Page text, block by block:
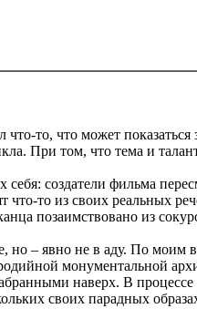
то, что может
При том, что тема и
создатели фильма
что-то из своих реальных
позаимствовано из
но – явно не в аду. По моим
монументальной
наверх. В процессе
своих парадных